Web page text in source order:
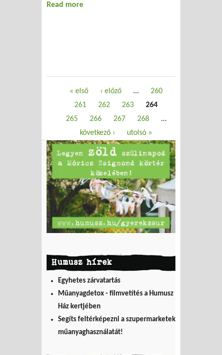
Read more
Oldalak« első ‹ előző …
260
261
262 263
264
265
266 267 268
…
következő ›
utolsó »
Humusz hírek
Egyhetes zárvatartás
Műanyagdetox - filmvetítés a Humusz
Ház kertjében
Segíts feltérképezni a szupermarketek
műanyaghasználatát!